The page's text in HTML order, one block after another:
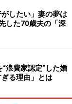
がしたい」妻の夢は
した70歳夫の「深
“浪費家認定”した婚
る理由」とは